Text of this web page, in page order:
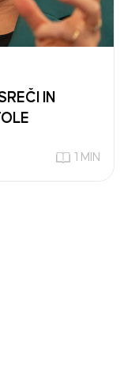
IN
1 MIN